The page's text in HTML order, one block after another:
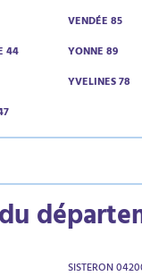
44
VENDÉE 85
YONNE 89
YVELINES 78
SISTERON